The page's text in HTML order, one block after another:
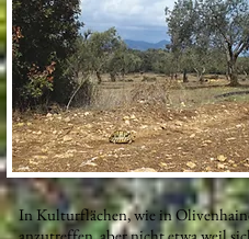
In Kulturflächen, wie in